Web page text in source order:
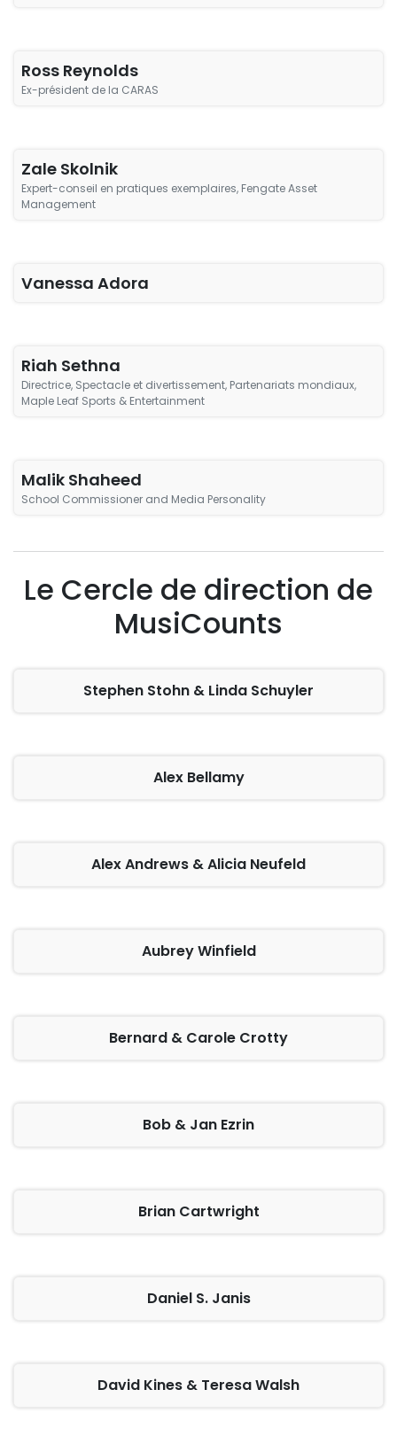
Ross Reynolds
Ex-président de la CARAS
Zale Skolnik
Expert-conseil en pratiques exemplaires, Fengate Asset
Management
Vanessa Adora
Riah Sethna
Directrice, Spectacle et divertissement, Partenariats mondiaux,
Maple Leaf Sports & Entertainment
Malik Shaheed
School Commissioner and Media Personality
Le Cercle de direction de
MusiCounts
Stephen Stohn & Linda Schuyler
Alex Bellamy
Alex Andrews & Alicia Neufeld
Aubrey Winfield
Bernard & Carole Crotty
Bob & Jan Ezrin
Brian Cartwright
Daniel S. Janis
David Kines & Teresa Walsh